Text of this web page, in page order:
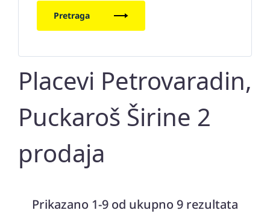
Pretraga
Placevi Petrovaradin,
Puckaroš Širine 2
prodaja
Prikazano 1-9 od ukupno 9 rezultata